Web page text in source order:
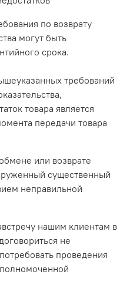
по возврату
могут быть
срока.
требований
товара является
передачи товара
или возврате
существенный
неправильной
нашим клиентам в
не
проведения